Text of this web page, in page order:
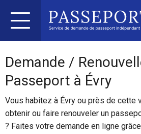
Demande /
Passeport à Évry
Vous habitez à Évry ou près de cette
obtenir ou faire renouveler un
? Faites votre demande en ligne